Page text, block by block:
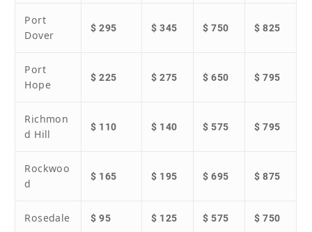
Port
Dover
$ 295 $ 345 $ 750 $ 825
Port
Hope
$ 225 $ 275 $ 650 $ 795
Richmon
d Hill
$ 110 $ 140 $ 575 $ 795
Rockwoo
d
$ 165 $ 195 $ 695 $ 875
Rosedale $ 95 $ 125 $ 575 $ 750